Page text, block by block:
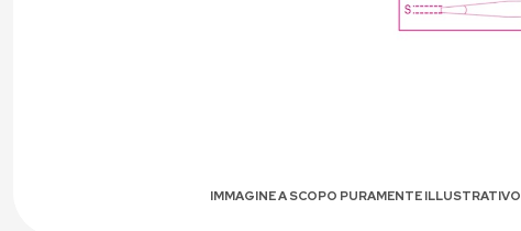
IMMAGINE A SCOPO PURAMENTE ILLUSTRATIVO